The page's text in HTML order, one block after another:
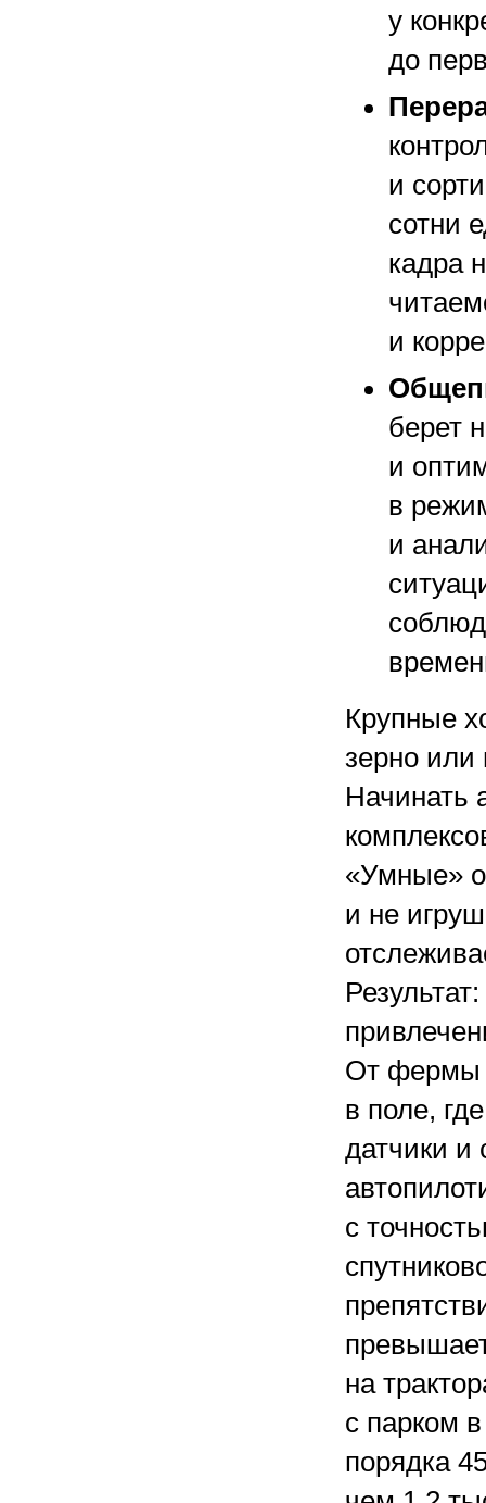
у
до
и
сотни
кадра
и
берет
и
в
и
Крупные
зерно или
Начинать
«Умные»
и не
От фермы
в поле,
датчики и
с
на
с парком
порядка